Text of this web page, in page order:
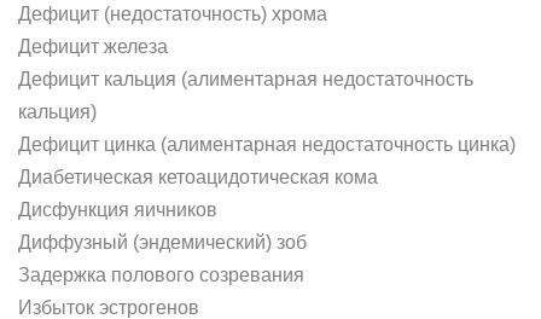
Дефицит (недостаточность) хрома
Дефицит железа
Дефицит кальция (алиментарная недостаточность
кальция)
Дефицит цинка (алиментарная недостаточность цинка)
Диабетическая кетоацидотическая кома
Дисфункция яичников
Диффузный (эндемический) зоб
Задержка полового созревания
Избыток эстрогенов